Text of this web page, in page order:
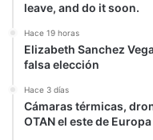
leave, and do it soon.
Hace 19 horas
Elizabeth Sanchez
falsa elección
Hace 3 días
Cámaras térmicas,
OTAN el este de